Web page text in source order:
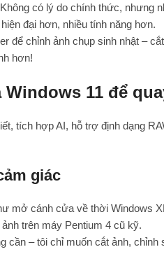
có lý do chính thức, nhưng
đại hơn, nhiều tính năng hơn.
để chỉnh ảnh chụp sinh nhật –
hơn!
11 để
tích hợp AI, hỗ trợ định dạng
giác
mở cánh cửa về thời Windows
trên máy Pentium 4 cũ kỹ.
cần – tôi chỉ muốn cắt ảnh,